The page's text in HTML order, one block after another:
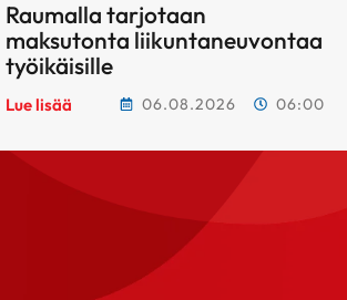
Raumalla tarjotaan
maksutonta liikuntaneuvontaa
työikäisille
Lue lisää 06.08.2026 06:00